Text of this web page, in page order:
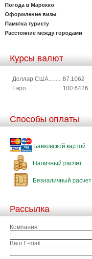
Погода в Марокко
Оформление визы
Памятка туристу
Расстояние между городами
Курсы валют
Доллар США........ 87.1062
Евро...................
100.6426
Способы оплаты
Банковской картой
Наличный расчет
Безналичный расчет
Рассылка
Компания
Ваш E-mail